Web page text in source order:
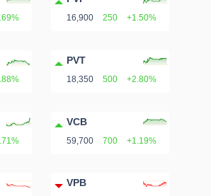
16,900 250 +1.50%
PVT
18,350 500 +2.80%
VCB
59,700 700 +1.19%
VPB